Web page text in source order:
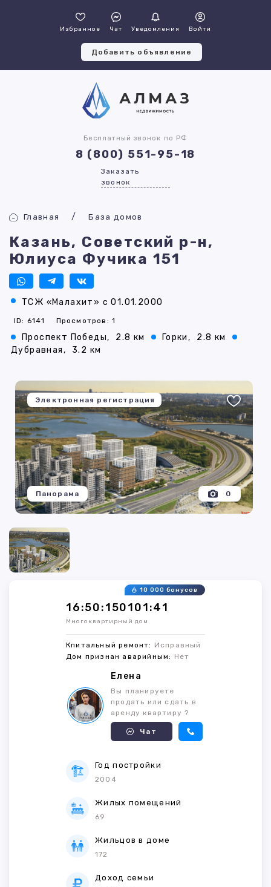
Избранное Чат Уведомления Войти
Добавить объявление
Бесплатный звонок по РФ
8 (800) 551-95-18
Заказать
звонок
Главная База домов
Казань, Советский р-н,
Юлиуса Фучика 151
ТСЖ «Малахит» с 01.01.2000
ID: 6141 Просмотров: 1
Проспект Победы, 2.8 км Горки,
2.8 км
Дубравная,
3.2 км
Электронная регистрация
0
Панорама
16:50:150101:41
10 000 бонусов
Многоквартирный дом
Кпитальный ремонт: Исправный
Дом признан аварийным: Нет
Елена
Вы планируете
продать или сдать в
аренду квартиру ?
Чат
Год постройки
2004
Жилых помещений
69
Жильцов в доме
172
Доход семьи